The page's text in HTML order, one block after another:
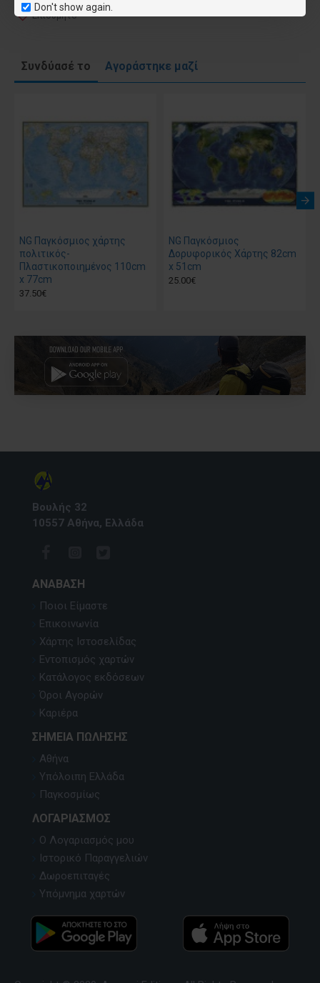
Don't show again.
Επιθυμητό
Συνδύασέ το Αγοράστηκε μαζί
NG Παγκόσμιος χάρτης
πολιτικός-
Πλαστικοποιημένος 110cm
x 77cm
37.50€
NG Παγκόσμιος
Δορυφορικός Χάρτης 82cm
x 51cm
25.00€
Βουλής 32
10557 Αθήνα, Ελλάδα
ΑΝΆΒΑΣΗ
Ποιοι Είμαστε
Επικοινωνία
Χάρτης Ιστοσελίδας
Εντοπισμός χαρτών
Κατάλογος εκδόσεων
Όροι Αγορών
Καριέρα
ΣΗΜΕΊΑ ΠΏΛΗΣΗΣ
Αθήνα
Υπόλοιπη Ελλάδα
Παγκοσμίως
ΛΟΓΑΡΙΑΣΜΌΣ
Ο Λογαριασμός μου
Ιστορικό Παραγγελιών
Δωροεπιταγές
Υπόμνημα χαρτών